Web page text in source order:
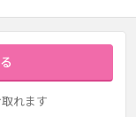
れます